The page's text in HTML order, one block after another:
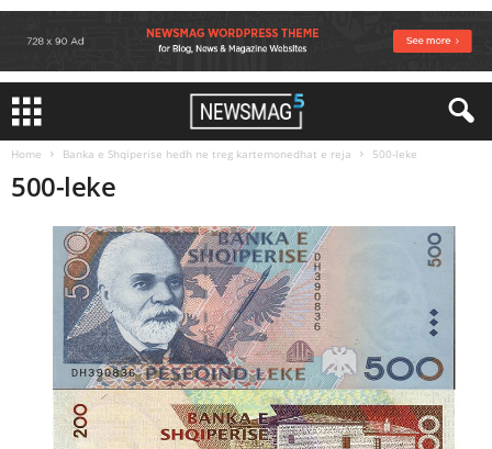
Home Banka e Shqiperise hedh ne treg kartemonedhat e reja 500-leke
500-leke